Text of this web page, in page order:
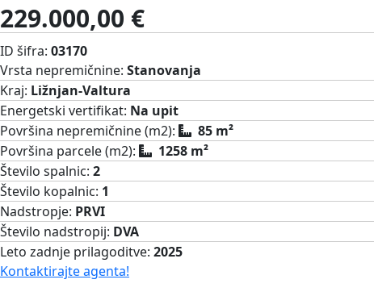
229.000,00 €
ID šifra: 03170
Vrsta nepremičnine: Stanovanja
Kraj: Ližnjan-Valtura
Energetski vertifikat: Na upit
Površina nepremičnine (m2):
85 m²
Površina parcele (m2):
1258 m²
Število spalnic: 2
Število kopalnic: 1
Nadstropje: PRVI
Število nadstropij: DVA
Leto zadnje prilagoditve: 2025
Kontaktirajte agenta!